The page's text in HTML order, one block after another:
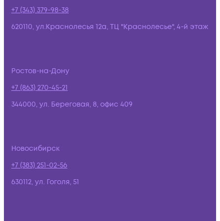
+7 (343) 379-98-38
620110, ул.Краснолесья 12а, ТЦ "Краснолесье", 4-й этаж
Ростов-на-Дону
+7 (863) 270-45-21
344000, ул. Береговая, 8, офис 409
Новосибирск
+7 (383) 251-02-56
630112, ул. Гоголя, 51